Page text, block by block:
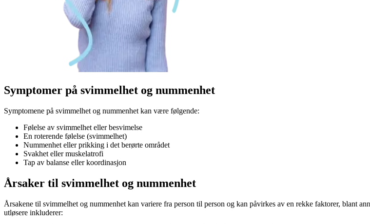
Symptomer på svimmelhet og nummenhet
Symptomene på svimmelhet og nummenhet kan være følgende:
Følelse av svimmelhet eller besvimelse
En roterende følelse (svimmelhet)
Nummenhet eller prikking i det berørte området
Svakhet eller muskelatrofi
Tap av balanse eller koordinasjon
Årsaker til svimmelhet og nummenhet
Årsakene til svimmelhet og nummenhet kan variere fra person til person og kan påvirkes av en rekke faktorer, blant
utløsere inkluderer: